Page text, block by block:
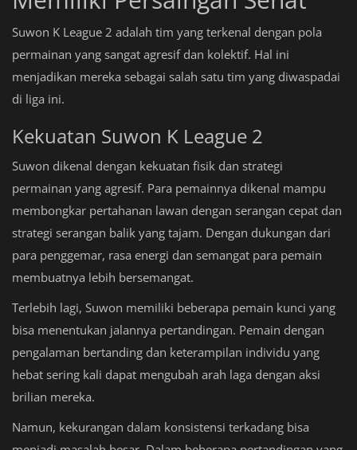
Suwon K League 2 adalah tim yang terkenal dengan pola
permainan yang sangat agresif dan kolektif. Hal ini
menjadikan mereka sebagai salah satu tim yang diwaspadai
di liga ini.
Kekuatan Suwon K League 2
Suwon dikenal dengan kekuatan fisik dan strategi
permainan yang agresif. Para pemainnya dikenal mampu
membongkar pertahanan lawan dengan serangan cepat dan
strategi serangan balik yang tajam. Dengan dukungan dari
para penggemar, rasa energi dan semangat para pemain
membuatnya lebih bersemangat.
Terlebih lagi, Suwon memiliki beberapa pemain kunci yang
bisa menentukan jalannya pertandingan. Pemain dengan
pengalaman bertanding dan keterampilan individu yang
hebat sering kali dapat mengubah arah laga dengan aksi
brilian mereka.
Namun, kekurangan dalam konsistensi terkadang bisa